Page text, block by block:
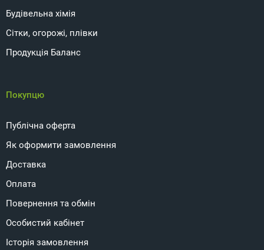
Будівельна хімія
Сітки, огорожі, плівки
Продукція Баланс
Покупцю
Публічна оферта
Як оформити замовлення
Доставка
Оплата
Повернення та обмін
Особистий кабінет
Історія замовлення